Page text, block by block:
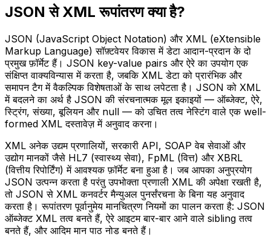
JSON से XML रूपांतरण क्या है?
JSON (JavaScript Object Notation) और XML (eXtensible
Markup Language) सॉफ़्टवेयर विकास में डेटा आदान-प्रदान के दो
प्रमुख फ़ॉर्मेट हैं। JSON key-value pairs और ऐरे का उपयोग एक
संक्षिप्त वाक्यविन्यास में करता है, जबकि XML डेटा को प्रारंभिक और
समापन टैग में वैकल्पिक विशेषताओं के साथ लपेटता है। JSON को XML
में बदलने का अर्थ है JSON की संरचनात्मक मूल इकाइयों — ऑब्जेक्ट, ऐरे,
स्ट्रिंग, संख्या, बूलियन और null — को उचित तत्व नेस्टिंग वाले एक well-
formed XML दस्तावेज़ में अनुवाद करना।
XML अनेक उद्यम प्रणालियों, सरकारी API, SOAP वेब सेवाओं और
उद्योग मानकों जैसे HL7 (स्वास्थ्य सेवा), FpML (वित्त) और XBRL
(वित्तीय रिपोर्टिंग) में आवश्यक फ़ॉर्मेट बना हुआ है। जब आपका अनुप्रयोग
JSON उत्पन्न करता है परंतु उपभोक्ता प्रणाली XML की अपेक्षा रखती है,
तो JSON से XML कनवर्टर मैन्युअल पुनर्संरचना के बिना यह अनुवाद
करता है। रूपांतरण पूर्वानुमेय मानचित्रण नियमों का पालन करता है: JSON
ऑब्जेक्ट XML तत्व बनते हैं, ऐरे आइटम बार-बार आने वाले sibling तत्व
बनते हैं, और आदिम मान पाठ नोड बनते हैं।